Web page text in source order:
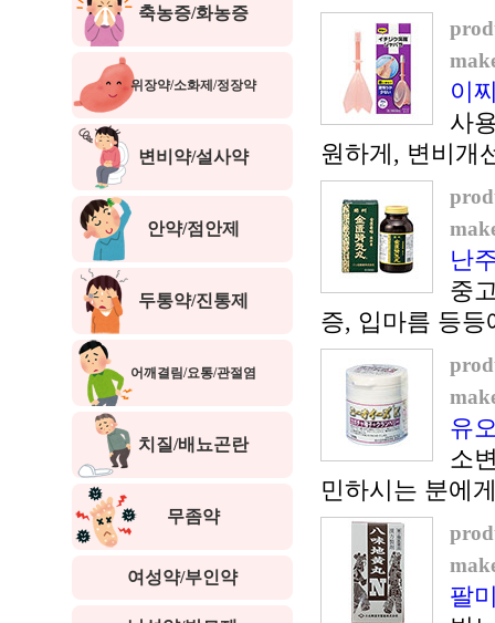
축농증/화농증
위장약/소화제/정장약
변비약/설사약
안약/점안제
두통약/진통제
어깨결림/요통/관절염
치질/배뇨곤란
무좀약
여성약/부인약
이
사
원하게, 변비개
난
중
증, 입마름 등등
유
소
민하시는 분에
팔